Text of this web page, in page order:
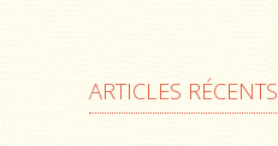
ARTICLES RÉCENTS